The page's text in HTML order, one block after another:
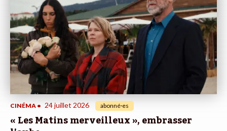
CINÉMA • 24 juillet 2026 abonné·es
« Les Matins merveilleux », embrasser